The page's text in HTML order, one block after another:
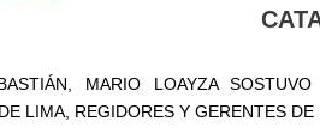
MARIO LOAYZA
LIMA, REGIDORES Y GERENTES